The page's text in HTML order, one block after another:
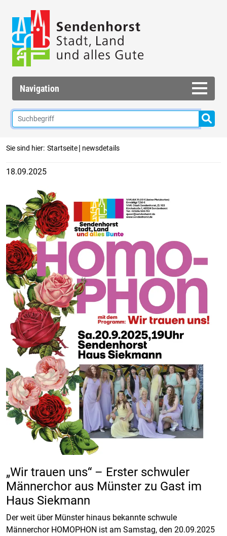
Navigation
Sie sind hier: Startseite| newsdetails
18.09.2025
„Wir trauen uns“ – Erster schwuler
Männerchor aus Münster zu Gast im
Haus Siekmann
Der weit über Münster hinaus bekannte schwule
Männerchor HOMOPHON ist am Samstag, den 20.09.2025